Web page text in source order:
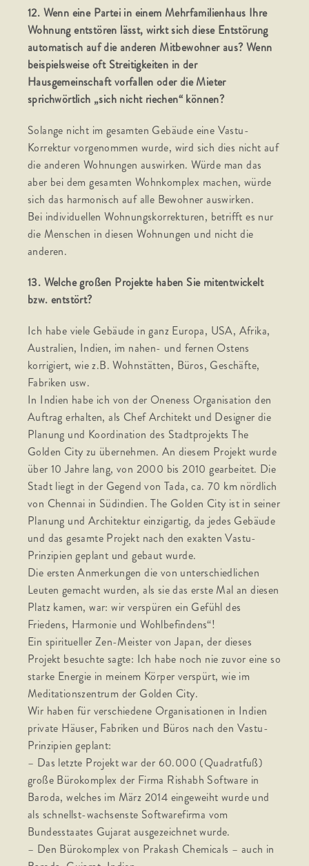
12. Wenn eine Partei in einem Mehrfamilienhaus Ihre
Wohnung entstören lässt, wirkt sich diese Entstörung
automatisch auf die anderen Mitbewohner aus? Wenn
beispielsweise oft Streitigkeiten in der
Hausgemeinschaft vorfallen oder die Mieter
sprichwörtlich „sich nicht riechen“ können?
Solange nicht im gesamten Gebäude eine Vastu-
Korrektur vorgenommen wurde, wird sich dies nicht auf
die anderen Wohnungen auswirken. Würde man das
aber bei dem gesamten Wohnkomplex machen, würde
sich das harmonisch auf alle Bewohner auswirken.
Bei individuellen Wohnungskorrekturen, betrifft es nur
die Menschen in diesen Wohnungen und nicht die
anderen.
13. Welche großen Projekte haben Sie mitentwickelt
bzw. entstört?
Ich habe viele Gebäude in ganz Europa, USA, Afrika,
Australien, Indien, im nahen- und fernen Ostens
korrigiert, wie z.B. Wohnstätten, Büros, Geschäfte,
Fabriken usw.
In Indien habe ich von der Oneness Organisation den
Auftrag erhalten, als Chef Architekt und Designer die
Planung und Koordination des Stadtprojekts The
Golden City zu übernehmen. An diesem Projekt wurde
über 10 Jahre lang, von 2000 bis 2010 gearbeitet. Die
Stadt liegt in der Gegend von Tada, ca. 70 km nördlich
von Chennai in Südindien. The Golden City ist in seiner
Planung und Architektur einzigartig, da jedes Gebäude
und das gesamte Projekt nach den exakten Vastu-
Prinzipien geplant und gebaut wurde.
Die ersten Anmerkungen die von unterschiedlichen
Leuten gemacht wurden, als sie das erste Mal an diesen
Platz kamen, war: wir verspüren ein Gefühl des
Friedens, Harmonie und Wohlbefindens“!
Ein spiritueller Zen-Meister von Japan, der dieses
Projekt besuchte sagte: Ich habe noch nie zuvor eine so
starke Energie in meinem Körper verspürt, wie im
Meditationszentrum der Golden City.
Wir haben für verschiedene Organisationen in Indien
private Häuser, Fabriken und Büros nach den Vastu-
Prinzipien geplant:
– Das letzte Projekt war der 60.000 (Quadratfuß)
große Bürokomplex der Firma Rishabh Software in
Baroda, welches im März 2014 eingeweiht wurde und
als schnellst-wachsenste Softwarefirma vom
Bundesstaates Gujarat ausgezeichnet wurde.
– Den Bürokomplex von Prakash Chemicals – auch in